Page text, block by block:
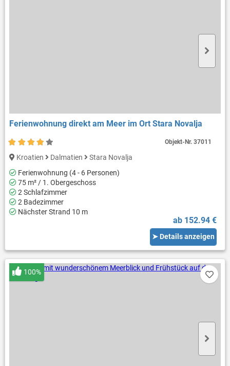
Ferienwohnung direkt am Meer im Ort Stara Novalja
Kroatien Dalmatien
Stara Novalja
Ferienwohnung (4 - 6 Personen)
75 m² / 1. Obergeschoss
2 Schlafzimmer
2 Badezimmer
Nächster Strand 10 m
ab 152.94 €
➤ Details anzeigen
Objekt-Nr.37011
100%